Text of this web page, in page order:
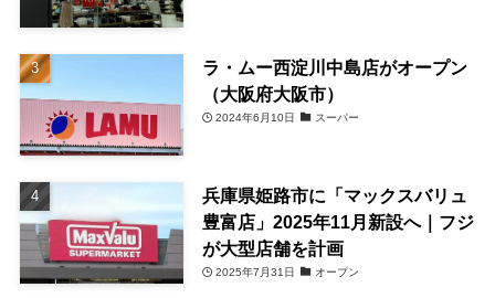
ラ・ムー西淀川中島店がオープン
（大阪府大阪市）
2024年6月10日 スーパー
兵庫県姫路市に「マックスバリュ
豊富店」2025年11月新設へ｜フジ
が大型店舗を計画
2025年7月31日 オープン